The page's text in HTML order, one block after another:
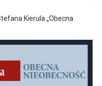
Kierula „Obecna